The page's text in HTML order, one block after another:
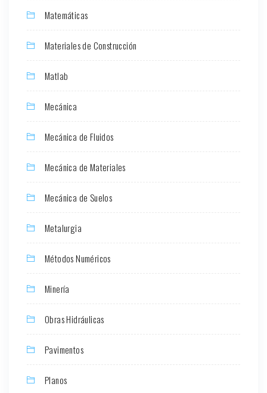
Matemáticas
Materiales de Construcción
Matlab
Mecánica
Mecánica de Fluidos
Mecánica de Materiales
Mecánica de Suelos
Metalurgia
Métodos Numéricos
Minería
Obras Hidráulicas
Pavimentos
Planos